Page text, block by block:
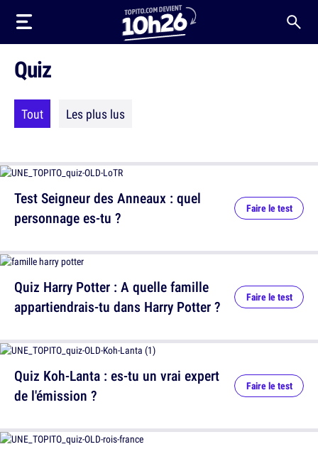
Quiz
Tout Les plus lus
Test Seigneur des Anneaux : quel
personnage es-tu ?
Faire le test
Quiz Koh-Lanta : es-tu un vrai expert
de l'émission ?
Faire le test
Quiz Harry Potter : A quelle famille
appartiendrais-tu dans Harry Potter ?
Faire le test